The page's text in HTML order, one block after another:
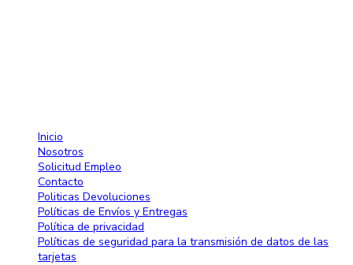
Inicio
Nosotros
Solicitud Empleo
Contacto
Politicas Devoluciones
Políticas de Envíos y Entregas
Política de privacidad
Políticas de seguridad para la transmisión de datos de las
tarjetas